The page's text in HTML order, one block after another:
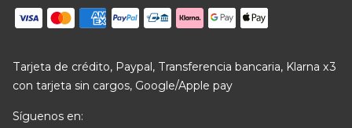
Tarjeta de crédito, Paypal, Transferencia bancaria, Klarna x3
con tarjeta sin cargos, Google/Apple pay
Síguenos en: